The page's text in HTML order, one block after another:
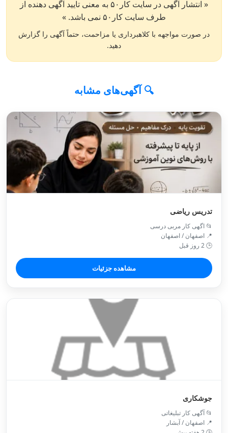
« انتشار آگهی در سایت کار۵۰ به معنی تایید آگهی دهنده از
طرف سایت کار۵۰ نمی باشد. »
در صورت مواجهه با کلاهبرداری یا مزاحمت، حتماً آگهی را گزارش
دهید.
🔍 آگهی‌های مشابه
تدریس ریاضی
📂 اگهی کار مربی درسی
📍 اصفهان / اصفهان
🕒 2 روز قبل
مشاهده جزئیات
جوشکاری
📂 آگهی کار تبلیغاتی
📍 اصفهان / آبشار